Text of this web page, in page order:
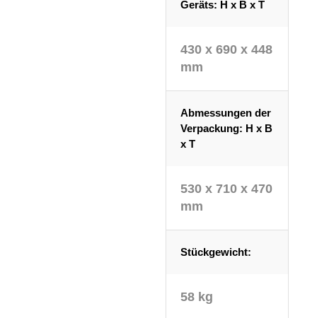
Geräts: H x B x T
430 x 690 x 448
mm
Abmessungen der
Verpackung: H x B
x T
530 x 710 x 470
mm
Stückgewicht:
58 kg